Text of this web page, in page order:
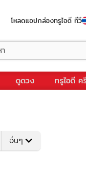
โหลดแอปกล่องทรูไอดี ทีวี
ดูดวง ทรูไอดี ค
อื่นๆ